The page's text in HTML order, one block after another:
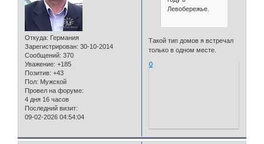
Откуда: Германия
Зарегистрирован: 30-10-2014
Сообщений: 370
Уважение: +185
Позитив: +43
Пол: Мужской
Провел на форуме:
4 дня 16 часов
Последний визит:
09-02-2026 04:54:04
Левобережье.
Такой тип домов я встречал
только в одном месте.
0